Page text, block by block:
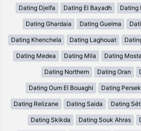
Dating Djelfa Dating El Bayadh Dating
Dating Ghardaia Dating Guelma
Dating Khenchela Dating Laghouat
Dating Medea Dating Mila Dating
Dating Northern Dating Oran
Dating Oum El Bouaghi Dating
Dating Relizane Dating Saida Dating
Dating Skikda Dating Souk Ahras